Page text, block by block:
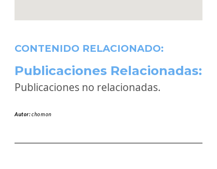
CONTENIDO RELACIONADO:
Publicaciones Relacionadas:
Publicaciones no relacionadas.
Autor:chomon